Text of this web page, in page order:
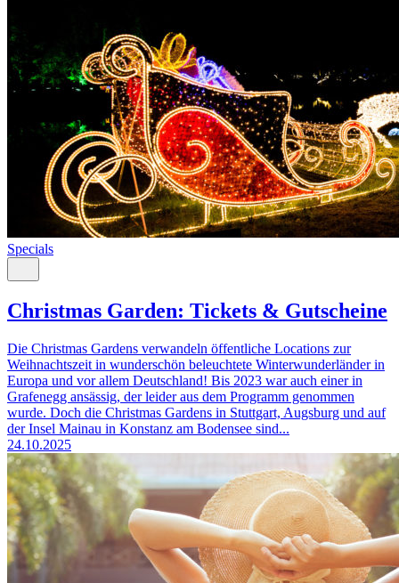
Specials
Christmas Garden: Tickets & Gutscheine
Die Christmas Gardens verwandeln öffentliche Locations zur
Weihnachtszeit in wunderschön beleuchtete Winterwunderländer in
Europa und vor allem Deutschland! Bis 2023 war auch einer in
Grafenegg ansässig, der leider aus dem Programm genommen
wurde. Doch die Christmas Gardens in Stuttgart, Augsburg und auf
der Insel Mainau in Konstanz am Bodensee sind...
24.10.2025